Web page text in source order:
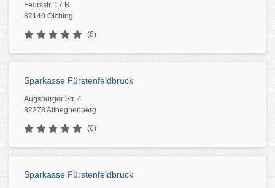
Feursstr. 17 B
82140 Olching
(0)
Sparkasse Fürstenfeldbruck
Augsburger Str. 4
82278 Althegnenberg
(0)
Sparkasse Fürstenfeldbruck